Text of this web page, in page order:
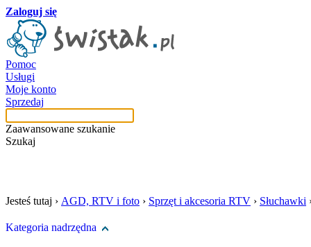
Zaloguj się
Pomoc
Usługi
Moje konto
Sprzedaj
Zaawansowane szukanie
Szukaj
Jesteś tutaj › AGD, RTV i foto › Sprzęt i akcesoria RTV › Słuchawki
Kategoria nadrzędna